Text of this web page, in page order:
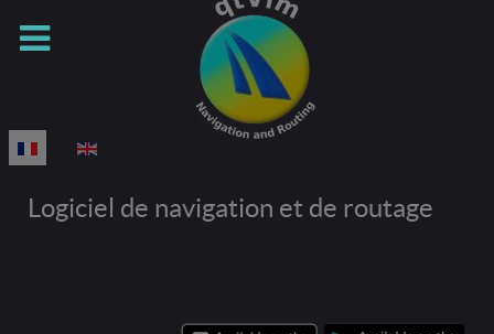
Sélectionnez votre langue
Logiciel de navigation et de routage